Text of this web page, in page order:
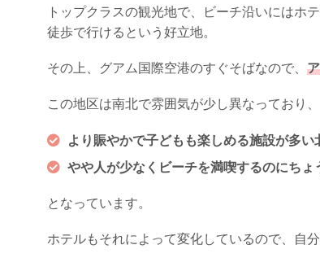
トップクラスの観光地で、ビーチ沿いにはホ
徒歩で行けるという好立地。
その上、グアム国際空港のすぐそばなので、
この地区は南北で雰囲気が少し異なっており、
より賑やかで子どもも楽しめる施設が多い
やや人が少なくビーチを満喫するのにちょ
となっています。
ホテルもそれによって変化しているので、自